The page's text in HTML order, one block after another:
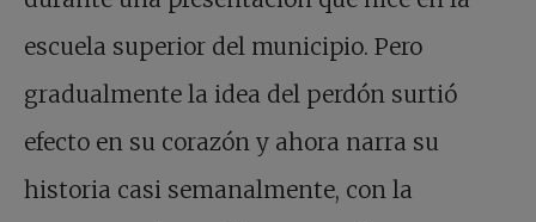
escuela superior del municipio. Pero
gradualmente la idea del perdón surtió
efecto en su corazón y ahora narra su
historia casi semanalmente, con la